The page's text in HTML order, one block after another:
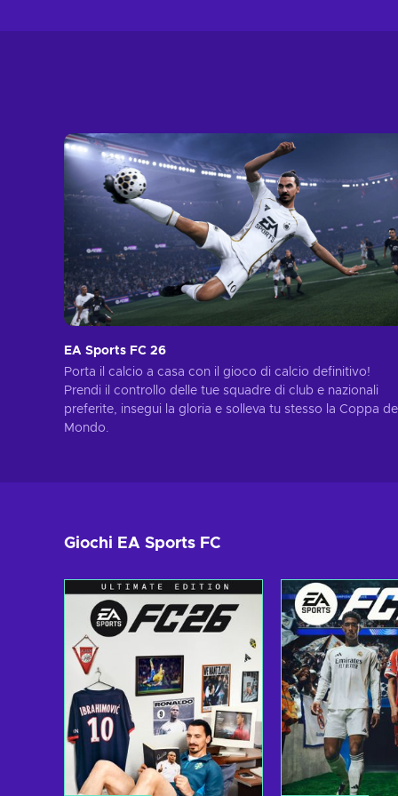
EA Sports FC 26
Porta il calcio a casa con il gioco di calcio definitivo!
Prendi il controllo delle tue squadre di club e nazionali
preferite, insegui la gloria e solleva tu stesso la Coppa
Mondo.
Giochi EA Sports FC